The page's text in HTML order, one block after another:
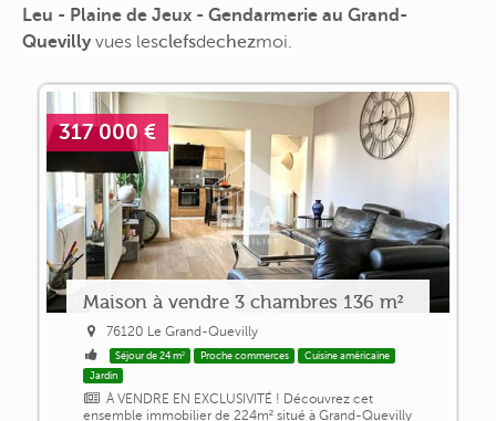
Leu - Plaine de Jeux - Gendarmerie au Grand-
Quevilly vues lesclefsdechezmoi.
317 000 €
Maison à vendre 3 chambres 136 m²
76120 Le Grand-Quevilly
Séjour de 24 m² Proche commerces
Cuisine américaine
Jardin
À VENDRE EN EXCLUSIVITÉ ! Découvrez cet
ensemble immobilier de 224m² situé à Grand-Quevilly